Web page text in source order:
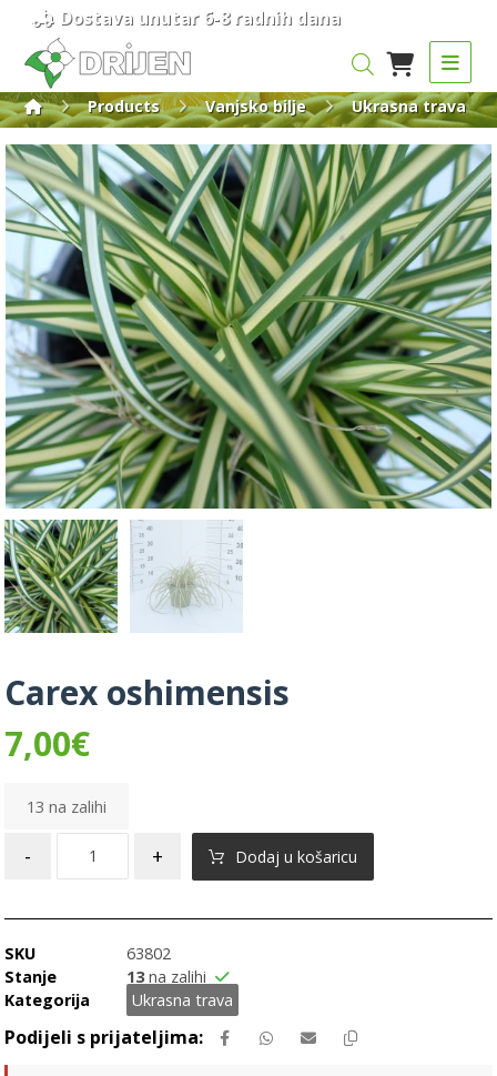
Dostava unutar 6-8 radnih dana
Products Vanjsko bilje Ukrasna trava
Carex oshimensis
7,00€
13 na zalihi
- + Dodaj u košaricu
SKU
63802
Stanje
13na zalihi
Kategorija
Ukrasna trava